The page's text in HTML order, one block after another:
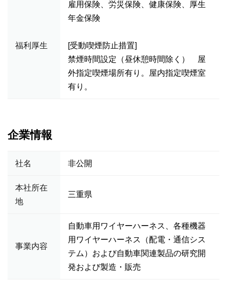
福利厚生
雇用保険、労災保険、健康保険、厚生
年金保険
[受動喫煙防止措置]
禁煙時間設定（昼休憩時間除く） 屋
外指定喫煙場所有り。屋内指定喫煙室
有り。
企業情報
社名 非公開
本社所在
地
三重県
事業内容
自動車用ワイヤーハーネス、各種機器
用ワイヤーハーネス（配電・通信シス
テム）および自動車関連製品の研究開
発および製造・販売